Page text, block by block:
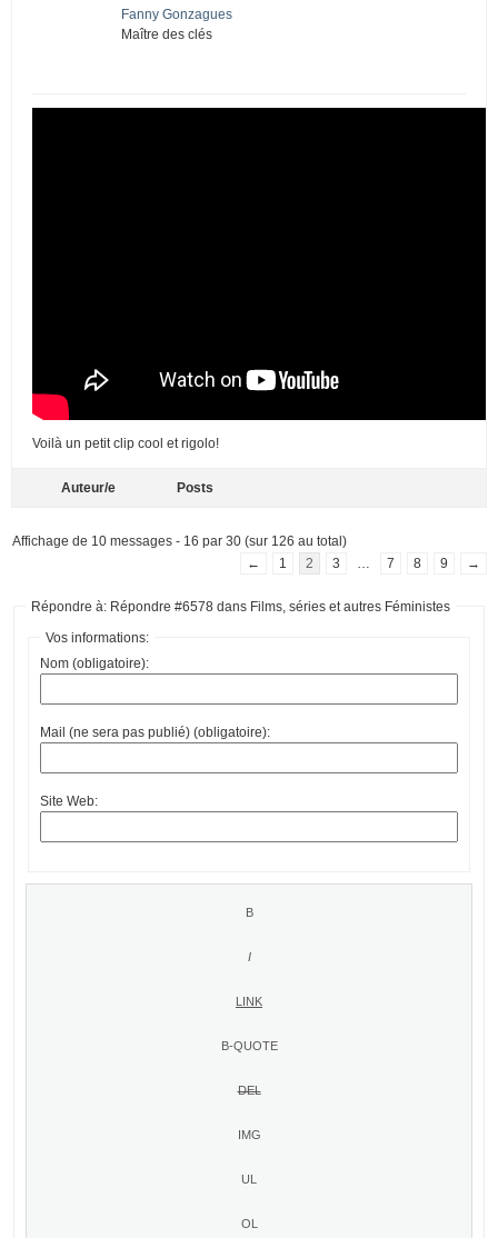
Fanny Gonzagues
Maître des clés
Voilà un petit clip cool et rigolo!
Auteur/e Posts
Affichage de 10 messages - 16 par 30 (sur 126 au total)
←
1 2 3 7 8 9 →
Répondre à: Répondre #6578 dans Films, séries et autres Féministes
Vos informations:
Nom (obligatoire):
Mail (ne sera pas publié) (obligatoire):
Site Web: